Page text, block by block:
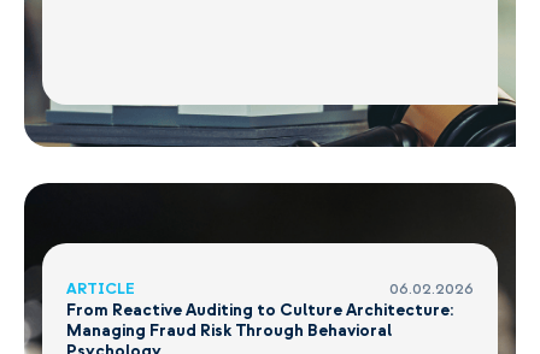
ARTICLE 06.02.2026
From Reactive Auditing to Culture Architecture:
Managing Fraud Risk Through Behavioral